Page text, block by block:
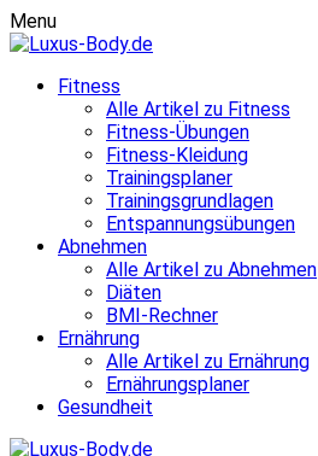
Menu
Fitness
Alle Artikel zu Fitness
Fitness-Übungen
Fitness-Kleidung
Trainingsplaner
Trainingsgrundlagen
Entspannungsübungen
Abnehmen
Alle Artikel zu Abnehmen
Diäten
BMI-Rechner
Ernährung
Alle Artikel zu Ernährung
Ernährungsplaner
Gesundheit